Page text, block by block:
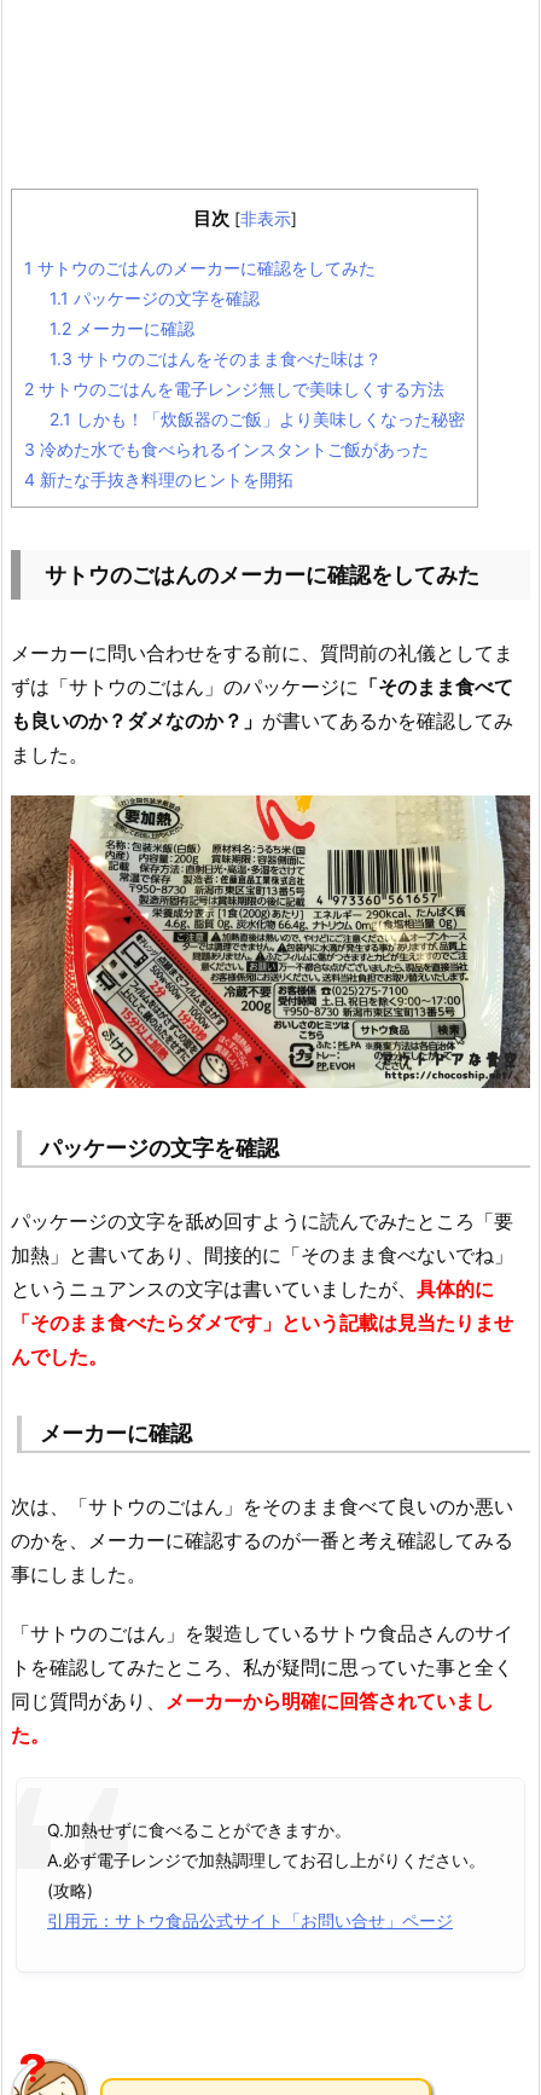
目次 [非表示]
1 サトウのごはんのメーカーに確認をしてみた
1.1 パッケージの文字を確認
1.2 メーカーに確認
1.3 サトウのごはんをそのまま食べた味は？
2 サトウのごはんを電子レンジ無しで美味しくする方法
2.1 しかも！「炊飯器のご飯」より美味しくなった秘密
3 冷めた水でも食べられるインスタントご飯があった
4 新たな手抜き料理のヒントを開拓
サトウのごはんのメーカーに確認をしてみた
メーカーに問い合わせをする前に、質問前の礼儀としてま
ずは「サトウのごはん」のパッケージに 「そのまま食べて
も良いのか？ダメなのか？」 が書いてあるかを確認してみ
ました。
パッケージの文字を確認
パッケージの文字を舐め回すように読んでみたところ「要
加熱」と書いてあり、間接的に「そのまま食べないでね」
というニュアンスの文字は書いていましたが、 具体的に
「そのまま食べたらダメです」という記載は見当たりませ
んでした。
メーカーに確認
次は、「サトウのごはん」をそのまま食べて良いのか悪い
のかを、メーカーに確認するのが一番と考え確認してみる
事にしました。
「サトウのごはん」を製造しているサトウ食品さんのサイ
トを確認してみたところ、私が疑問に思っていた事と全く
同じ質問があり、
メーカーから明確に回答されていまし
た。
Q.加熱せずに食べることができますか。
A.必ず電子レンジで加熱調理してお召し上がりください。
(攻略)
引用元：サトウ食品公式サイト「お問い合せ」ページ